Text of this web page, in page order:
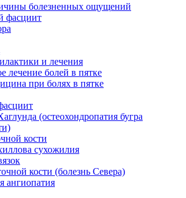
болезненных ощущений
фасциит
и лечения
лечение болей в пятке
при болях в пятке
(остеохондропатия бугра
кости
сухожилия
кости (болезнь Севера)
ангиопатия